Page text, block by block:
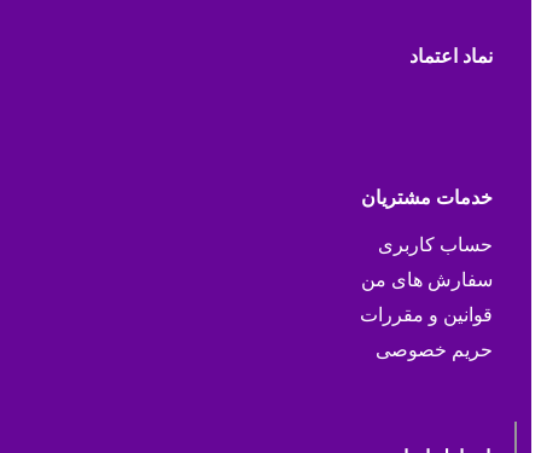
نماد اعتماد
خدمات مشتریان
حساب کاربری
سفارش های من
قوانین و مقررات
حریم خصوصی